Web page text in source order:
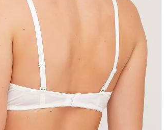
Бесшовная бразилиана с
легкой коррекцией
BRASILIAN SHAPEWEAR
black (черный) Giulia
258 грн.
369 грн.
талией
Giulia
439 грн.549